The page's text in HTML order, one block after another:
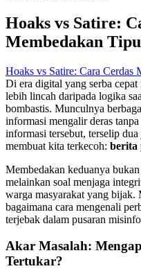
Hoaks vs Satire:
Membedakan
Hoaks vs Satire: Cara Cerdas
Di era digital yang serba
lebih lincah daripada logika
bombastis. Munculnya
informasi mengalir deras
informasi tersebut, terselip
membuat kita terkecoh: berita
Membedakan keduanya
melainkan soal menjaga
warga masyarakat yang
bagaimana cara mengenali
terjebak dalam pusaran
Akar Masalah:
Tertukar?